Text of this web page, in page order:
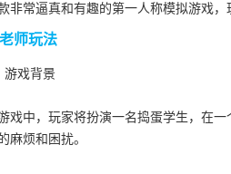
非常逼真和有趣的第一人称模拟游戏
师玩法
游戏背景
戏中，玩家将扮演一名捣蛋学生，在
麻烦和困扰。